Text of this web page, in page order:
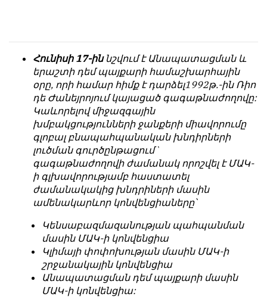
не
лезет
авторские
тексты,
кромсает
искажает
смысл.
Мнение
редакции
является
обязательным
условием
պարտադիր
պայման
նյութերը
թողարկելու
համար։
Հակառակ
կարծիքները
Խմբագրության
կողմից
ընդունվում
այնքան
գրկաբաց
սակայն
հրապարակվում
Հունիսի 17-ին նշվում է Անապատացման և
երաշտի դեմ պայքարի համաշխարհային
օրը, որի համար հիմք է դարձել1992թ.-ին Ռիո
դե Ժանեյրոյում կայացած գագաթնաժողովը:
Կաևորելով միջազգային
խմբակցությունների ջանքերի միավորումը
գլոբալ բնապահպանական խնդիրների
լուծման գուրծընթացում`
գագաթնաժողովի ժամանակ որոշվել է ՄԱԿ-
ի գլխավորությամբ հաստատել
ժամանակակից խնդրիների մասին
ամենակարևոր կոնվենցիաները՝
Կենսաբազմազանության պահպանման
մասին ՄԱԿ-ի կոնվենցիա
Կլիմայի փոփոխության մասին ՄԱԿ-ի
շրջանակային կոնվենցիա
Անապատացման դեմ պայքարի մասին
ՄԱԿ-ի կոնվենցիա: